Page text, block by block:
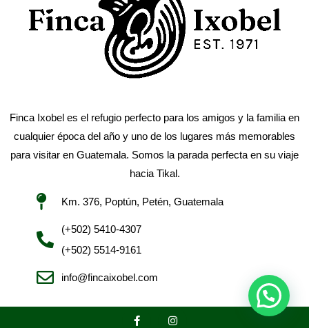
Finca Ixobel es el refugio perfecto para los amigos y la familia en
cualquier época del año y uno de los lugares más memorables
para visitar en Guatemala. Somos la parada perfecta en su viaje
hacia Tikal.
Km. 376, Poptún, Petén, Guatemala
(+502) 5410-4307
(+502) 5514-9161
info@fincaixobel.com